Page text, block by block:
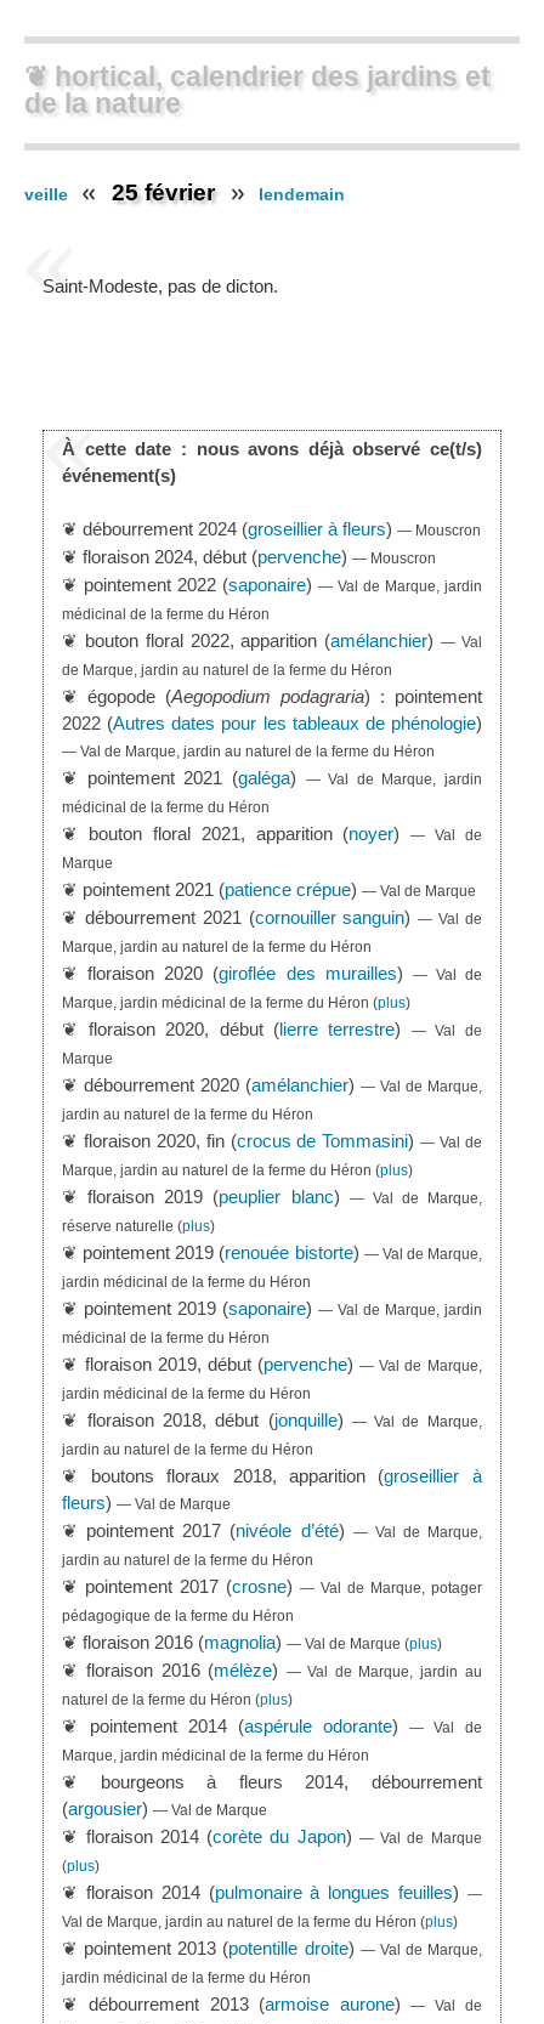
❦ hortical, calendrier des jardins et
de la nature
veille 25 février lendemain
Saint-Modeste, pas de dicton.
À cette date : nous avons déjà observé ce(t/s)
événement(s)
❦ débourrement 2024 (groseillier à fleurs)— Mouscron
❦ floraison 2024, début (pervenche)— Mouscron
❦ pointement 2022 (saponaire) — Val de Marque, jardin
médicinal de la ferme du Héron
❦ bouton floral 2022, apparition (amélanchier) — Val
de Marque, jardin au naturel de la ferme du Héron
❦ égopode (Aegopodium podagraria) : pointement
2022 (Autres dates pour les tableaux de phénologie)
— Val de Marque, jardin au naturel de la ferme du Héron
❦ pointement 2021 (galéga)
— Val de Marque, jardin
médicinal de la ferme du Héron
❦ bouton floral 2021, apparition (noyer)— Val de
Marque
❦ pointement 2021 (patience crépue)— Val de Marque
❦ débourrement 2021 (cornouiller sanguin)— Val de
Marque, jardin au naturel de la ferme du Héron
❦ floraison 2020 (giroflée des murailles)
— Val de
Marque, jardin médicinal de la ferme du Héron (plus)
❦ floraison 2020, début ( lierre terrestre)
— Val de
Marque
❦ débourrement 2020 (amélanchier) — Val de Marque,
jardin au naturel de la ferme du Héron
❦ floraison 2020, fin (crocus de Tommasini)— Val de
Marque, jardin au naturel de la ferme du Héron (plus)
❦ floraison 2019 (peuplier blanc)
— Val de Marque,
réserve naturelle (plus)
❦ pointement 2019 (renouée bistorte) — Val de Marque,
jardin médicinal de la ferme du Héron
❦ pointement 2019 (saponaire) — Val de Marque, jardin
médicinal de la ferme du Héron
❦ floraison 2019, début (pervenche)— Val de Marque,
jardin médicinal de la ferme du Héron
❦ floraison 2018, début (jonquille) — Val de Marque,
jardin au naturel de la ferme du Héron
❦ boutons floraux 2018, apparition (groseillier à
fleurs)— Val de Marque
❦ pointement 2017 (nivéole d’été) — Val de Marque,
jardin au naturel de la ferme du Héron
❦ pointement 2017 (crosne) — Val de Marque, potager
pédagogique de la ferme du Héron
❦ floraison 2016 (magnolia)— Val de Marque (plus)
❦ floraison 2016 (mélèze) — Val de Marque, jardin au
naturel de la ferme du Héron (plus)
❦ pointement 2014 (aspérule odorante)— Val de
Marque, jardin médicinal de la ferme du Héron
❦ bourgeons à fleurs 2014, débourrement
(argousier)— Val de Marque
❦ floraison 2014 (corète du Japon) — Val de Marque
(plus)
❦ floraison 2014 (pulmonaire à longues feuilles) —
Val de Marque, jardin au naturel de la ferme du Héron (plus)
❦ pointement 2013 (potentille droite) — Val de Marque,
jardin médicinal de la ferme du Héron
❦ débourrement 2013 (armoise aurone)— Val de